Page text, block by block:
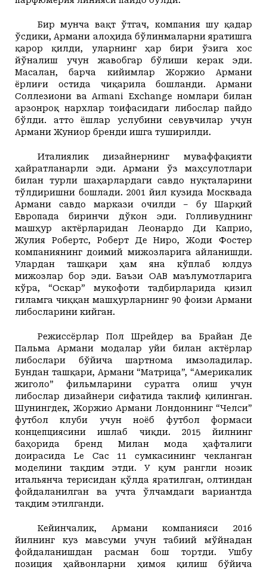
Бир мунча вақт ўтгач, компания шу қадар
ўсдики, Армани алоҳида бўлинмаларни яратишга
қарор қилди, уларнинг ҳар бири ўзига хос
йўналиш учун жавобгар бўлиши керак эди.
Масалан, барча кийимлар Жоржио Армани
ёрлиғи остида чиқарила бошланди. Армани
Cоллезиони ва Armani Exchange номлари билан
арзонроқ нархлар тоифасидаги либослар пайдо
бўлди. Ҳатто ёшлар услубини севувчилар учун
Армани Жуниор бренди ишга туширилди.
Италиялик дизайнернинг муваффақияти
ҳайратланарли эди. Армани ўз маҳсулотлари
билан турли шаҳарлардаги савдо нуқталарини
тўлдиришни бошлади. 2001 йил кузида Москвада
Армани савдо маркази очилди – бу Шарқий
Европада биринчи дўкон эди. Голливуднинг
машҳур актёрларидан Леонардо Ди Каприо,
Жулия Робертс, Роберт Де Ниро, Жоди Фостер
компаниянинг доимий мижозларига айланишди.
Улардан ташқари ҳам яна кўплаб юлдуз
мижозлар бор эди. Баъзи ОАВ маълумотларига
кўра, “Оскар” мукофоти тадбирларида қизил
гиламга чиққан машҳурларнинг 90 фоизи Армани
либосларини кийган.
Режиссёрлар Пол Шрейдер ва Брайан Де
Пальма Армани модалар уйи билан актёрлар
либослари бўйича шартнома имзоладилар.
Бундан ташқари, Армани “Матрица”, “Америкалик
жиголо” фильмларини суратга олиш учун
либослар дизайнери сифатида таклиф қилинган.
Шунингдек, Жоржио Армани Лондоннинг “Челси”
футбол клуби учун ноёб футбол формаси
концепциясини ишлаб чиқди. 2015 йилнинг
баҳорида бренд Милан мода ҳафталиги
доирасида Le Cac 11 сумкасининг чекланган
моделини тақдим этди. У қум рангли нозик
итальянча терисидан қўлда яратилган, олтиндан
фойдаланилган ва учта ўлчамдаги вариантда
тақдим этилганди.
Кейинчалик, Армани компанияси 2016
йилнинг куз мавсуми учун табиий мўйнадан
фойдаланишдан расман бош тортди. Ушбу
позиция ҳайвонларни ҳимоя қилиш бўйича